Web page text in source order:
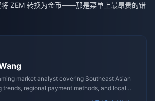
将 ZEM 转换为金币——那是菜单上最昂贵的错
market analyst covering Southeast Asian
trends, regional payment methods, and local